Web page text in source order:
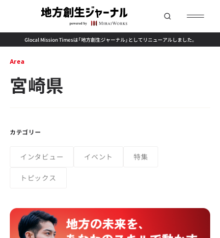
Glocal Mission Timesは「地方創生ジャーナル」としてリニューアルしました。
Area
宮崎県
カテゴリー
インタビュー イベント 特集
トピックス